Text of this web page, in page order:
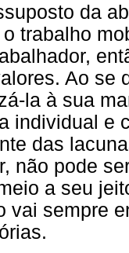
da
trabalho
Ao se
la à sua
individual e
das
não pode
a seu
vai sempre